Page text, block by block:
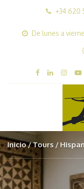
+34 620
De lunes a
Inicio Tours